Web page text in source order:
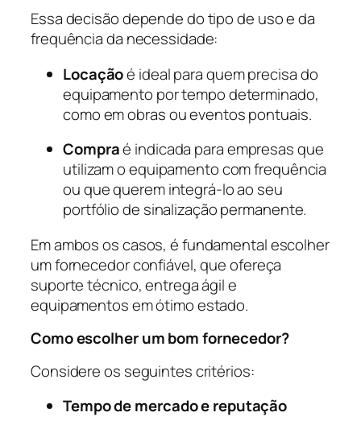
Essa decisão depende do tipo de uso e da
frequência da necessidade:
Locaçãoé ideal para quem precisa do
equipamento por tempo determinado,
como em obras ou eventos pontuais.
Compraé indicada para empresas que
utilizam o equipamento com frequência
ou que querem integrá-lo ao seu
portfólio de sinalização permanente.
Em ambos os casos, é fundamental escolher
um fornecedor confiável, que ofereça
suporte técnico, entrega ágil e
equipamentos em ótimo estado.
Como escolher um bom fornecedor?
Considere os seguintes critérios:
Tempo de mercado e reputação